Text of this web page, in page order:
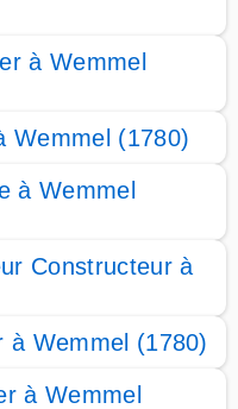
à Wemmel
Wemmel (1780)
à Wemmel
Constructeur à
à Wemmel (1780)
à Wemmel